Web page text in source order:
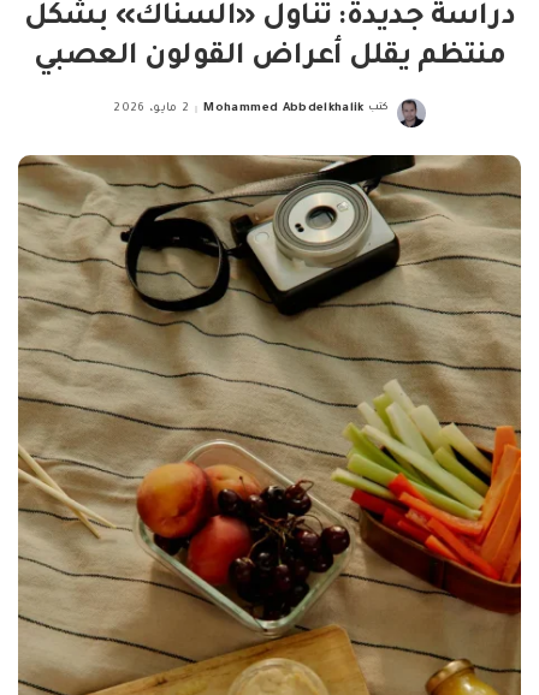
دراسة جديدة: تناول «السناك» بشكل
منتظم يقلل أعراض القولون العصبي
Posted
كتب Mohammed Abbdelkhalik 2 مايو، 2026